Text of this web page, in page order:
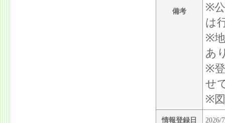
備考
※
は
※
あ
※
せ
※
情報登録日 2026/